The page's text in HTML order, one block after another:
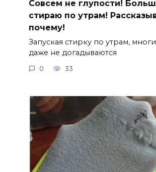
Совсем не глупости!
стираю по утрам!
почему!
Запуская стирку по утрам,
даже не догадываются
0 33